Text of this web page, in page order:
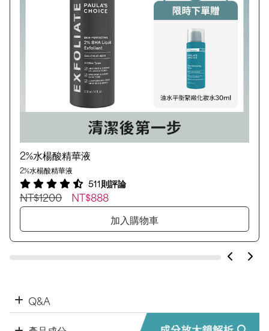
2%水楊酸精華液
2%水楊酸精華液
511則評論
NT$1200
NT$888
加入購物車
Q&A